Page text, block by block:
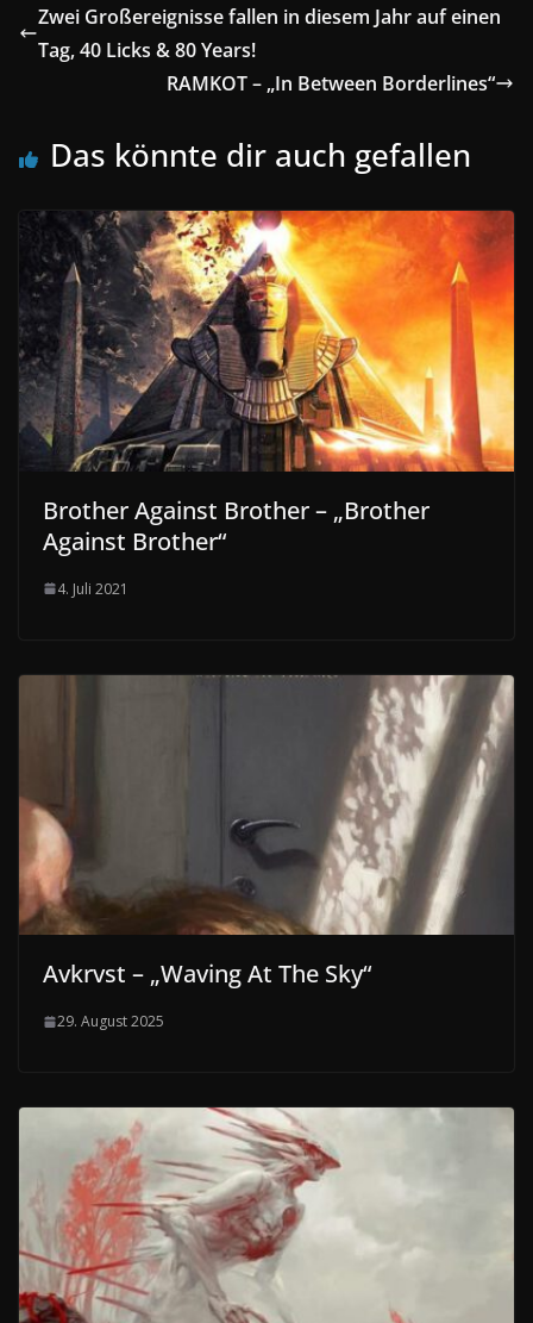
Zwei Großereignisse fallen in diesem Jahr auf einen
Tag, 40 Licks & 80 Years!
RAMKOT – „In Between Borderlines“
Das könnte dir auch gefallen
Brother Against Brother – „Brother
Against Brother“
4. Juli 2021
Avkrvst – „Waving At The Sky“
29. August 2025